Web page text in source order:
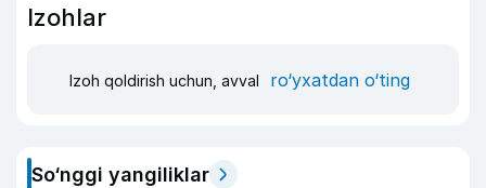
Izohlar
Izoh qoldirish uchun, avval ro‘yxatdan o‘ting
So‘nggi yangiliklar